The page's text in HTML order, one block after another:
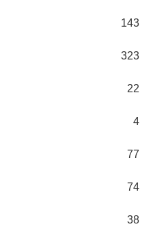
143
323
22
4
77
74
38